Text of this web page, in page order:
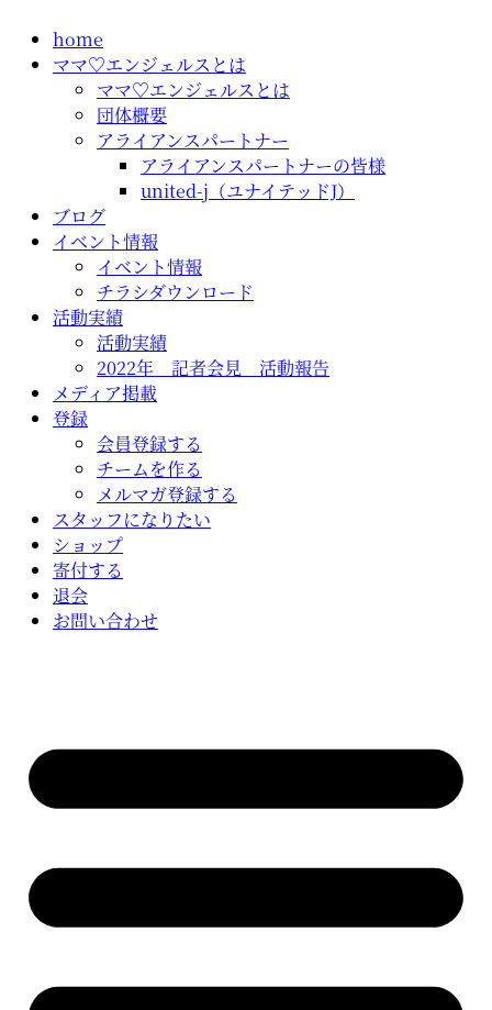
home
ママ♡エンジェルスとは
ママ♡エンジェルスとは
団体概要
アライアンスパートナー
アライアンスパートナーの皆様
united-j（ユナイテッドJ）
ブログ
イベント情報
イベント情報
チラシダウンロード
活動実績
活動実績
2022年 記者会見 活動報告
メディア掲載
登録
会員登録する
チームを作る
メルマガ登録する
スタッフになりたい
ショップ
寄付する
退会
お問い合わせ